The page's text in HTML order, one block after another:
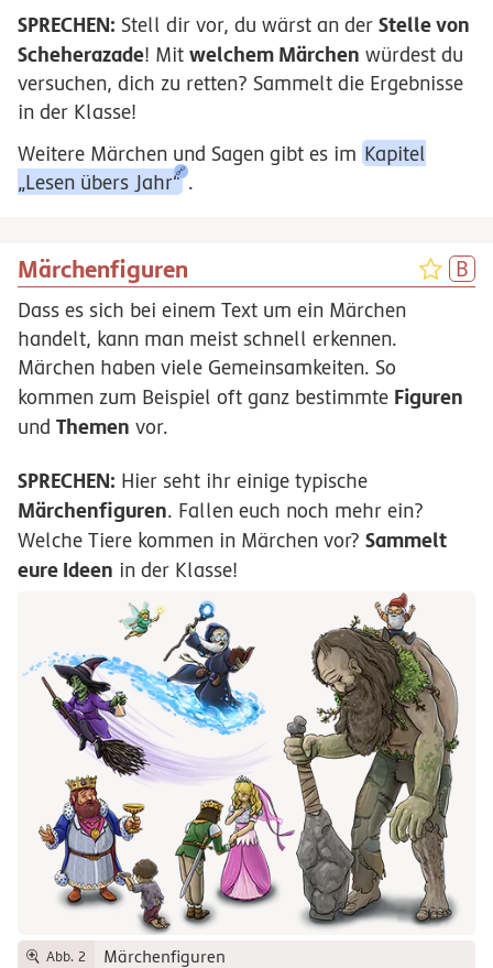
SPRECHEN: Stell dir vor, du wärst an der Stelle von
Scheherazade! Mit welchem Märchen würdest du
versuchen, dich zu retten? Sammelt die Ergebnisse
in der Klasse!
Weitere Märchen und Sagen gibt es im Kapitel
„Lesen übers Jahr“ .
Märchenfiguren
Dass es sich bei einem Text um ein Märchen
handelt, kann man meist schnell erkennen.
Märchen haben viele Gemeinsamkeiten. So
kommen zum Beispiel oft ganz bestimmte Figuren
und Themen vor.
SPRECHEN: Hier seht ihr einige typische
Märchenfiguren. Fallen euch noch mehr ein?
Welche Tiere kommen in Märchen vor? Sammelt
eure Ideen in der Klasse!
Abb. 2 Märchenfiguren